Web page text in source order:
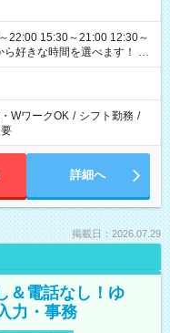
22:00 15:30～21:00 12:30～
WワークOK / シフト勤務 /
詳細へ
掲載日：2026.07.29
＆電話なし！ゆ
力・事務